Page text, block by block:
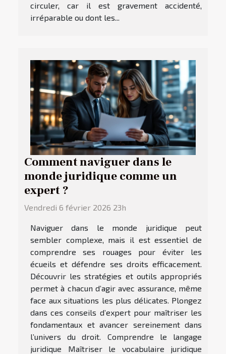
circuler, car il est gravement accidenté,
irréparable ou dont les...
Comment naviguer dans le
monde juridique comme un
expert ?
Vendredi 6 février 2026 23h
Naviguer dans le monde juridique peut
sembler complexe, mais il est essentiel de
comprendre ses rouages pour éviter les
écueils et défendre ses droits efficacement.
Découvrir les stratégies et outils appropriés
permet à chacun d’agir avec assurance, même
face aux situations les plus délicates. Plongez
dans ces conseils d’expert pour maîtriser les
fondamentaux et avancer sereinement dans
l’univers du droit. Comprendre le langage
juridique Maîtriser le vocabulaire juridique